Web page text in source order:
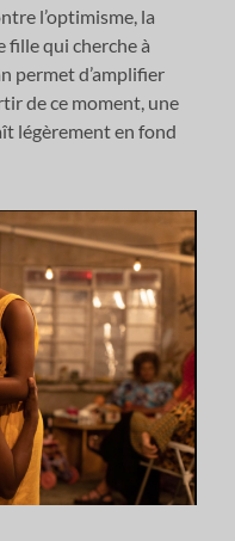
l’optimisme, la
fille qui cherche à
permet d’amplifier
de ce moment, une
légèrement en fond